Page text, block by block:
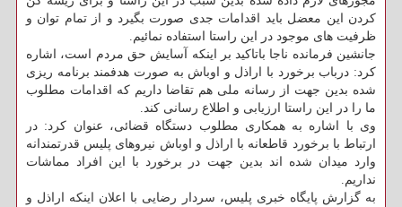
کردن این معضل باید اقدامات جدی صورت بگیرد و از تمام توان و
ظرفیت های موجود در این راستا استفاده نمائیم.
جانشین فرمانده ناجا باتاکید بر اینکه آسایش حق مردم است، اشاره
کرد: درباب برخورد با اراذل و اوباش به صورت هدفمند برنامه ریزی
شده بدین جهت از رسانه ملی هم تقاضا داریم که اقدامات مطلوب
ما را در این راستا ارزیابی و اطلاع رسانی کند.
وی با اشاره به همکاری مطلوب دستگاه قضائی، عنوان کرد: در
ارتباط با برخورد قاطعانه با اراذل و اوباش نیروهای پلیس قدرتمندانه
وارد میدان شده اند بدین جهت در برخورد با این افراد مماشات
نداریم.
به گزارش پایگاه خبری پلیس، سردار رضایی با اعلان اینکه اراذل و